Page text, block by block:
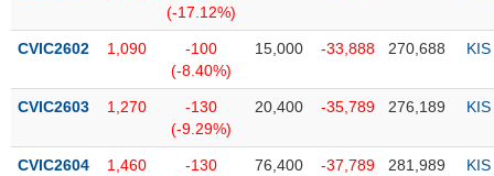
mới
yết
bổ
Hủy
(-17.12%)
CVIC2602 1,090
-100
(-8.40%)
15,000 -33,888 270,688 KIS
CVIC2603 1,270
-130
(-9.29%)
20,400 -35,789 276,189 KIS
CVIC2604 1,460
-130
76,400 -37,789 281,989 KIS
PHÁI
TRÁI
PHIẾU